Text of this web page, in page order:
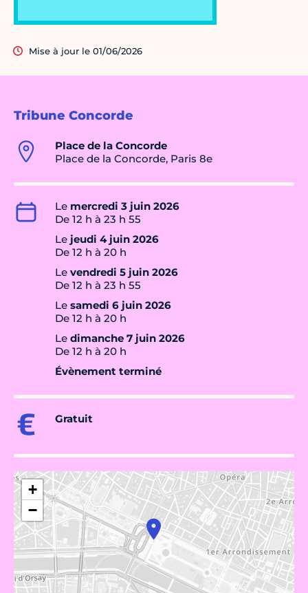
Tribune Concorde
Place de la Concorde
Place de la Concorde, Paris 8e
Le mercredi 3 juin 2026
De 12 h à 23 h 55
Le jeudi 4 juin 2026
De 12 h à 20 h
Le vendredi 5 juin 2026
De 12 h à 23 h 55
Le samedi 6 juin 2026
De 12 h à 20 h
Le dimanche 7 juin 2026
De 12 h à 20 h
Évènement terminé
Gratuit
+
−
Mise à jour le 01/06/2026